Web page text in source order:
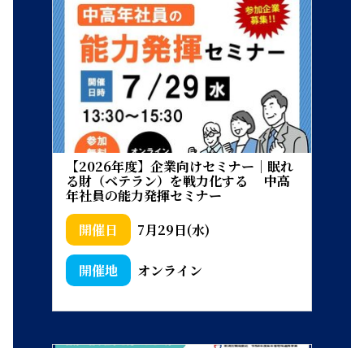
【2026年度】企業向けセミナー｜眠れ
る財（ベテラン）を戦力化する 中高
年社員の能力発揮セミナー
7月29日(水)
オンライン